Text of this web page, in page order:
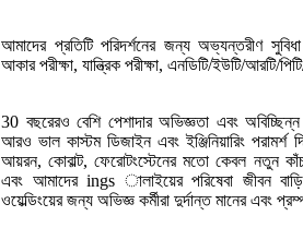
আমাদের প্রতিটি পরিদর্শনের জন্য অভ্যন্তরীণ সুবিধা
আকার পরীক্ষা, যান্ত্রিক পরীক্ষা, এনডিটি/ইউটি/আরটি/
30 বছরেরও বেশি পেশাদার অভিজ্ঞতা এবং
আরও ভাল কাস্টম ডিজাইন এবং ইঞ্জিনিয়ারিং
আয়রন, কোবাল্ট, ফেরোটংস্টেনের মতো কেবল নতুন
এবং আমাদের ings ালাইয়ের পরিষেবা জীবন
ওয়েল্ডিংয়ের জন্য অভিজ্ঞ কর্মীরা দুর্দান্ত মানের এবং